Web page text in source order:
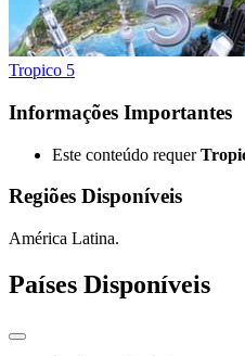
Tropico 5
Informações Importantes
Este conteúdo requer
Regiões Disponíveis
América Latina.
Países Disponíveis